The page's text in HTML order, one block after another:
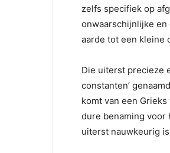
zelfs specifiek op
onwaarschijnlijke
aarde tot een kleine
Die uiterst precieze
constanten’
komt van een Grieks
dure benaming voor
uiterst nauwkeurig